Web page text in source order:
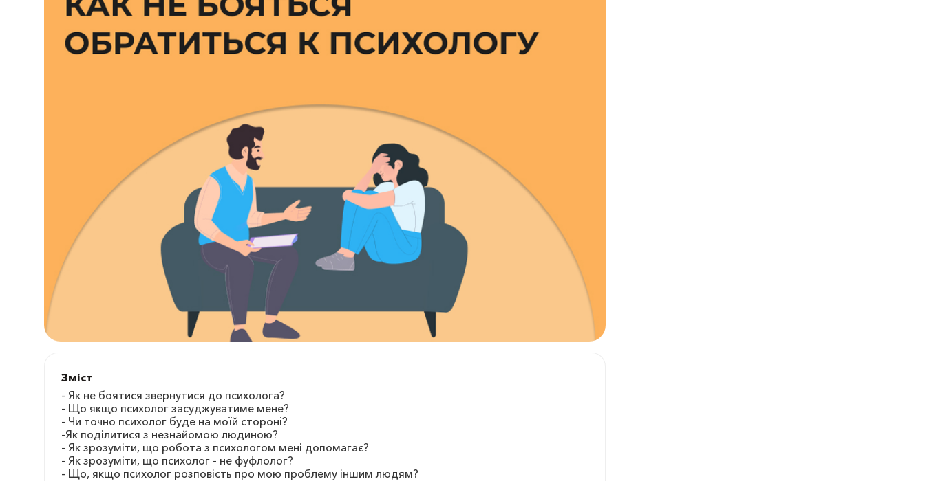
Зміст
- Як не боятися звернутися до психолога?
- Що якщо психолог засуджуватиме мене?
- Чи точно психолог буде на моїй стороні?
-Як поділитися з незнайомою людиною?
- Як зрозуміти, що робота з психологом мені допомагає?
- Як зрозуміти, що психолог - не фуфлолог?
- Що, якщо психолог розповість про мою проблему іншим людям?